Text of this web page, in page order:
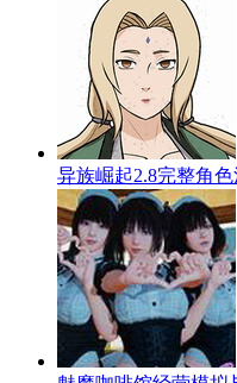
异族崛起2.8完整角